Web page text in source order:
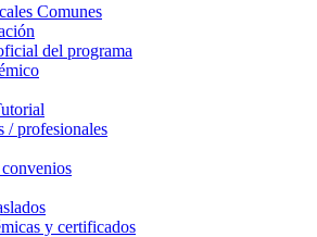
Comunes
del programa
/ profesionales
y certificados